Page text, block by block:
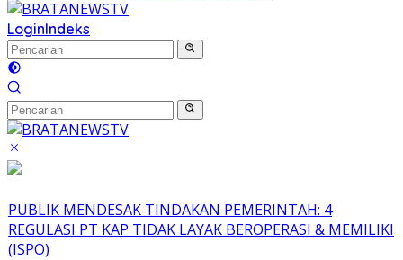
LoginIndeks
PUBLIK MENDESAK TINDAKAN PEMERINTAH: 4
REGULASI PT KAP TIDAK LAYAK BEROPERASI & MEMILIKI
(ISPO)